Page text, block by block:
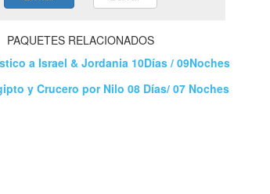
PAQUETES RELACIONADOS
a Israel & Jordania 10Días / 09Noches
y Crucero por Nilo 08 Días/ 07 Noches